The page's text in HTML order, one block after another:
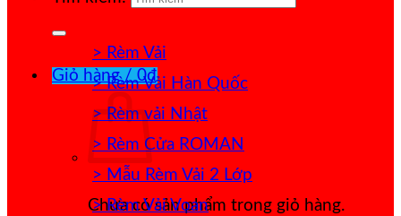
Giỏ hàng /0₫
Chưa có sản phẩm trong giỏ hàng.
> Rèm Vải
> Rèm Vải Hàn Quốc
> Rèm vải Nhật
> Rèm Cửa ROMAN
> Mẫu Rèm Vải 2 Lớp
> Rèm Vải Voan